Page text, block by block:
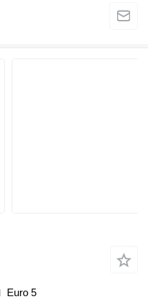
Euro 5